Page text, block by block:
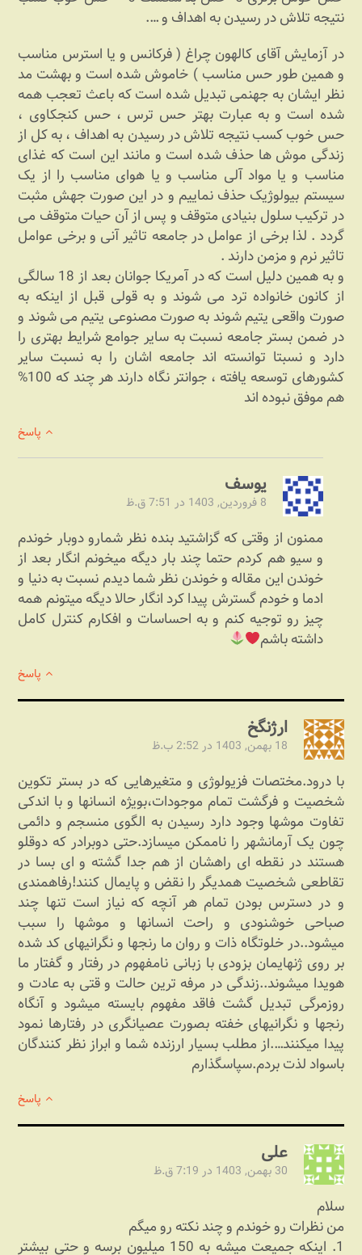
نتیجه تلاش در رسیدن به اهداف و ….
در آزمایش آقای کالهون چراغ ( فرکانس و یا استرس مناسب
و همین طور حس مناسب ) خاموش شده است و بهشت مد
نظر ایشان به جهنمی تبدیل شده است که باعث تعجب همه
شده است و به عبارت بهتر حس ترس ، حس کنجکاوی ،
حس خوب کسب نتیجه تلاش در رسیدن به اهداف ، به کل از
زندگی موش ها حذف شده است و مانند این است که غذای
مناسب و یا مواد آلی مناسب و یا هوای مناسب را از یک
سیستم بیولوژیک حذف نماییم و در این صورت جهش مثبت
در ترکیب سلول بنیادی متوقف و پس از آن حیات متوقف می
گردد . لذا برخی از عوامل در جامعه تاثیر آنی و برخی عوامل
تاثیر نرم و مزمن دارند .
و به همین دلیل است که در آمریکا جوانان بعد از 18 سالگی
از کانون خانواده ترد می شوند و به قولی قبل از اینکه به
صورت واقعی یتیم شوند به صورت مصنوعی یتیم می شوند و
در ضمن بستر جامعه نسبت به سایر جوامع شرایط بهتری را
دارد و نسبتا توانسته اند جامعه اشان را به نسبت سایر
کشورهای توسعه یافته ، جوانتر نگاه دارند هر چند که 100%
هم موفق نبوده اند
پاسخ
یوسف
8 فروردین, 1403 در 7:51 ق.ظ
ممنون از وقتی که گزاشتید بنده نظر شمارو دوبار خوندم
و سیو هم کردم حتما چند بار دیگه میخونم انگار بعد از
خوندن این مقاله و خوندن نظر شما دیدم نسبت به دنیا و
ادما و خودم گسترش پیدا کرد انگار حالا دیگه میتونم همه
چیز رو توجیه کنم و به احساسات و افکارم کنترل کامل
داشته باشم
پاسخ
ارژنگخ
18 بهمن, 1403 در 2:52 ب.ظ
با درود.مختصات فزیولوژی و متغیرهایی که در بستر تکوین
شخصیت و فرگشت تمام موجودات،بویژه انسانها و با اندکی
تفاوت موشها وجود دارد رسیدن به الگوی منسجم و دائمی
چون یک آرمانشهر را ناممکن میسازد.حتی دوبرادر که دوقلو
هستند در نقطه ای راهشان از هم جدا گشته و ای بسا در
تقاطعی شخصیت همدیگر را نقض و پایمال کنند!رفاهمندی
و در دسترس بودن تمام هر آنچه که نیاز است تنها چند
صباحی خوشنودی و راحت انسانها و موشها را سبب
میشود..در خلوتگاه ذات و روان ما رنجها و نگرانیهای کد شده
بر روی ژنهایمان بزودی با زبانی نامفهوم در رفتار و گفتار ما
هویدا میشوند..زندگی در مرفه ترین حالت و قتی به عادت و
روزمرگی تبدیل گشت فاقد مفهوم بایسته میشود و آنگاه
رنجها و نگرانیهای خفته بصورت عصیانگری در رفتارها نمود
پیدا میکنند….از مطلب بسیار ارزنده شما و ابراز نظر کنندگان
باسواد لذت بردم.سپاسگذارم
پاسخ
علی
30 بهمن, 1403 در 7:19 ق.ظ
سلام
من نظرات رو خوندم و چند نکته رو میگم
1. اینکه جمیعت میشه به 150 میلیون برسه و حتی بیشتر